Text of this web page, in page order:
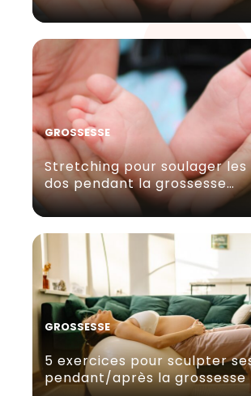
GROSSESSE
Stretching pour soulager les
dos pendant la grossesse…
GROSSESSE
5 exercices pour sculpter
pendant/après la grossesse